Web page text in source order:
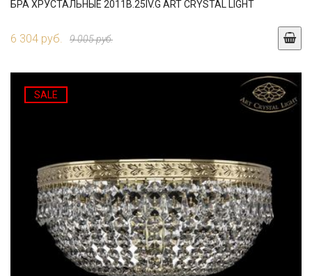
БРА ХРУСТАЛЬНЫЕ 2011B.25IV.G ART CRYSTAL LIGHT
6 304 руб. 9 005 руб.
SALE